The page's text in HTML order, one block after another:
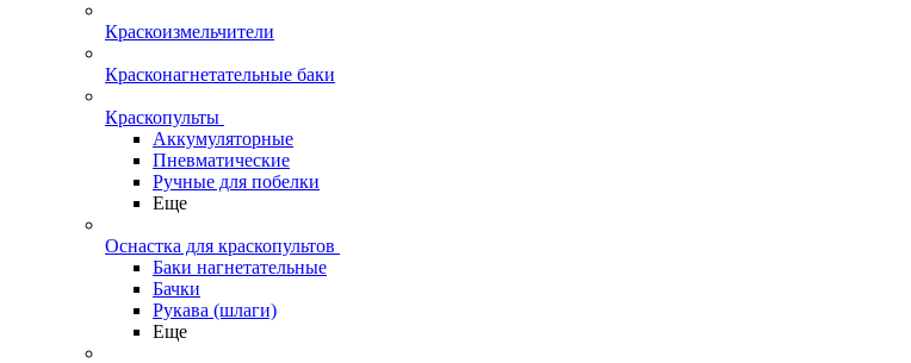
Краскоизмельчители
Красконагнетательные баки
Краскопульты
Аккумуляторные
Пневматические
Ручные для побелки
Еще
Оснастка для краскопультов
Баки нагнетательные
Бачки
Рукава (шлаги)
Еще